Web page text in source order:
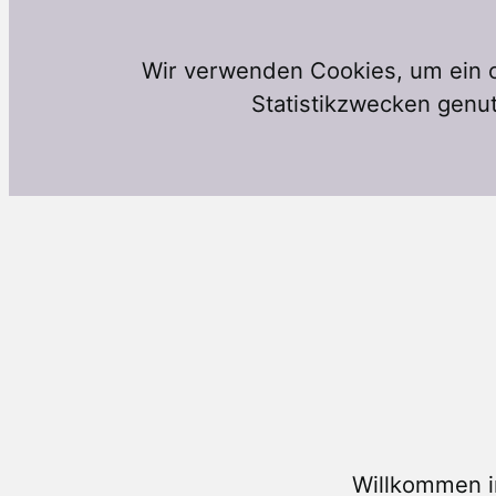
Wir verwenden Cookies, um ein
Statistikzwecken
Willkommen